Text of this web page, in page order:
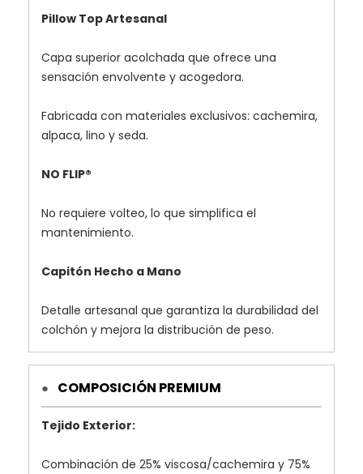
Pillow Top Artesanal
Capa superior acolchada que ofrece una
sensación envolvente y acogedora.
Fabricada con materiales exclusivos: cachemira,
alpaca, lino y seda.
NO FLIP®
No requiere volteo, lo que simplifica el
mantenimiento.
Capitón Hecho a Mano
Detalle artesanal que garantiza la durabilidad del
colchón y mejora la distribución de peso.
● COMPOSICIÓN PREMIUM
Tejido Exterior:
Combinación de 25% viscosa/cachemira y 75%